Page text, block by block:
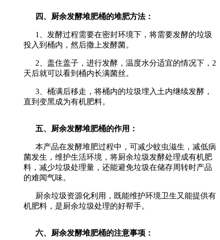
四、厨余发酵堆肥桶的堆肥方法：
1、发酵过程需要在密封环境下，将需要发酵的垃圾
投入到桶内，然后撒上发酵菌。
2、盖住盖子，进行发酵，温度水分适宜的情况下，2
天后就可以看到桶内长满菌丝。
3、桶满后移走，将桶内的垃圾埋入土内继续发酵，
直到变黑成为有机肥料。
五、厨余发酵堆肥桶的作用：
本产品在发酵堆肥过程中，可减少蚊虫滋生，减低病
菌发生，维护生活环境，将厨余垃圾发酵处理成有机肥
料，减少垃圾处理量，还能避免垃圾在储存周转时产品
的难闻气味。
厨余垃圾资源化利用，既能维护环境卫生又能提供有
机肥料，是厨余垃圾处理的好帮手。
六、厨余发酵堆肥桶的注意事项：